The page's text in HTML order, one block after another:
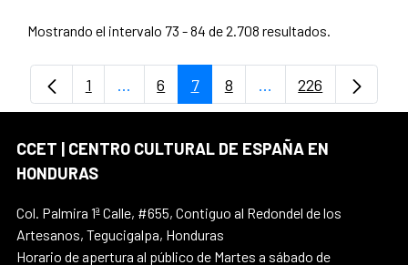
Mostrando el intervalo 73 - 84 de 2.708 resultados.
Página
1 ...Páginas intermedias Use TAB para
Página
6 Página
7 Página
8 ...PáginasPágina
226
CCET | CENTRO CULTURAL DE ESPAÑA EN
HONDURAS
Col. Palmira 1ª Calle, #655, Contiguo al Redondel de los
Artesanos, Tegucigalpa, Honduras
Horario de apertura al público de Martes a sábado de